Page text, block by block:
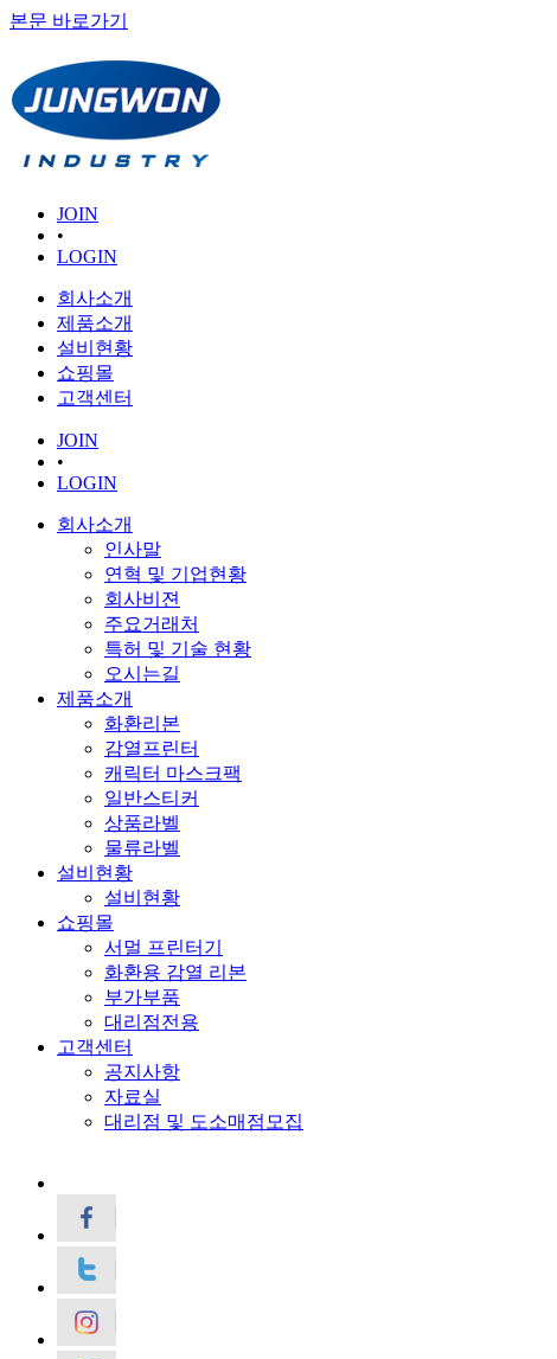
본문 바로가기
JOIN
•
LOGIN
회사소개
제품소개
설비현황
쇼핑몰
고객센터
JOIN
•
LOGIN
회사소개
인사말
연혁 및 기업현황
회사비젼
주요거래처
특허 및 기술 현황
오시는길
제품소개
화환리본
감열프린터
캐릭터 마스크팩
일반스티커
상품라벨
물류라벨
설비현황
설비현황
쇼핑몰
서멀 프린터기
화환용 감열 리본
부가부품
대리점전용
고객센터
공지사항
자료실
대리점 및 도소매점모집